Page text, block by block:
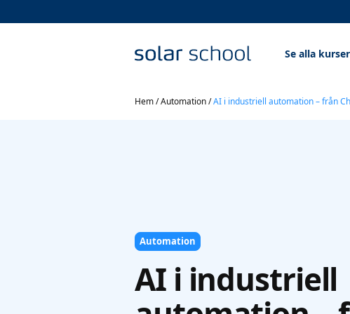
Se alla kurser
Hem/Automation/AI i industriell automation – från
Automation
AI i industriell